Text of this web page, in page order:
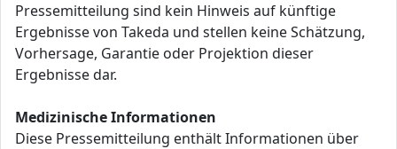
Pressemitteilung sind kein Hinweis auf künftige
Ergebnisse von Takeda und stellen keine Schätzung,
Vorhersage, Garantie oder Projektion dieser
Ergebnisse dar.
Medizinische Informationen
Diese Pressemitteilung enthält Informationen über